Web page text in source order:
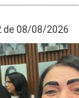
de 08/08/2026